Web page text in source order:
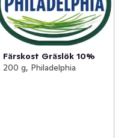
Färskost Gräslök 10%
200 g, Philadelphia